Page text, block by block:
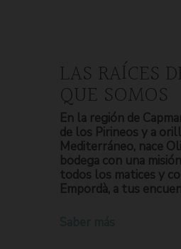
LAS RAÍCES
QUE SOMOS
En la región de
de los Pirineos y a
Mediterráneo, nace
bodega con una
todos los matices y
Empordà, a tus